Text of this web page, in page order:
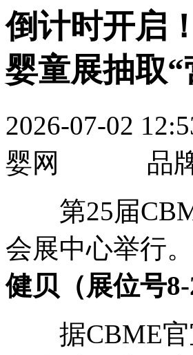
倒计时开启
婴童展抽取
2026-07-02
婴网 品牌
第25届
会展中心举行
健贝（展位号8-
据CBME官